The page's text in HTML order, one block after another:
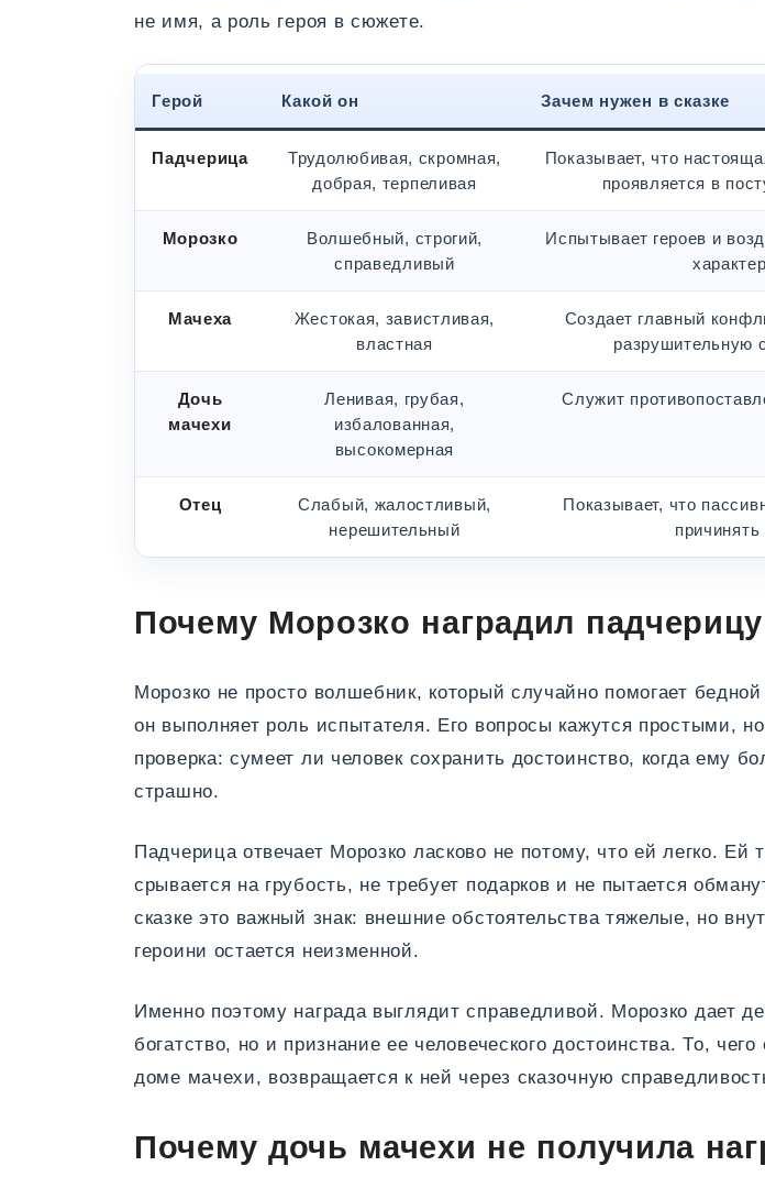
не имя, а роль героя в сюжете.
Герой Какой он Зачем нужен в сказке
Падчерица
Трудолюбивая, скромная,
добрая, терпеливая
Показывает, что
проявляется в
Морозко
Волшебный, строгий,
справедливый
Испытывает героев и
Мачеха
Жестокая, завистливая,
властная
Создает главный
разрушительную
Дочь
мачехи
Ленивая, грубая,
избалованная,
высокомерная
Служит
Отец
Слабый, жалостливый,
нерешительный
Показывает, что
причинять
Почему Морозко наградил падчерицу
Морозко не просто волшебник, который случайно помогает
он выполняет роль испытателя. Его вопросы кажутся простыми,
проверка: сумеет ли человек сохранить достоинство, когда ему
страшно.
Падчерица отвечает Морозко ласково не потому, что ей легко. Ей
срывается на грубость, не требует подарков и не пытается
сказке это важный знак: внешние обстоятельства тяжелые, но
героини остается неизменной.
Именно поэтому награда выглядит справедливой. Морозко дает
богатство, но и признание ее человеческого достоинства. То,
доме мачехи, возвращается к ней через сказочную
Почему дочь мачехи не получила